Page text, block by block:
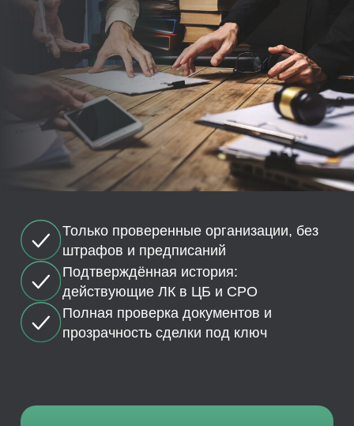
Только проверенные организации, без
штрафов и предписаний
Подтверждённая история:
действующие ЛК в ЦБ и СРО
Полная проверка документов и
прозрачность сделки под ключ
Получить каталог
в срок
0